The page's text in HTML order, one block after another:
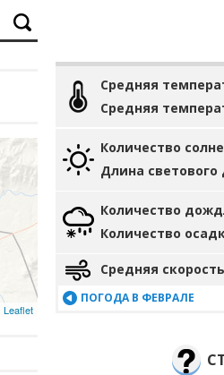
Leaflet
Средняя
Средняя
Количество
Длина светового
Количество
Количество
Средняя
ПОГОДА В ФЕВРАЛЕ